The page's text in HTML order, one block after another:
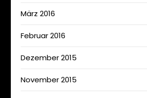
März 2016
Februar 2016
Dezember 2015
November 2015